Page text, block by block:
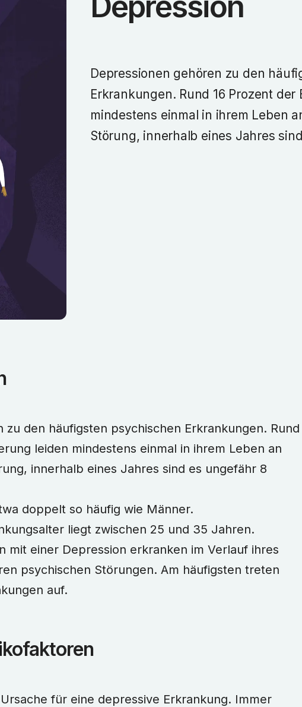
Depressionen gehören zu den
Erkrankungen. Rund 16 Prozent
mindestens einmal in ihrem Leben
Störung, innerhalb eines Jahres
zu den häufigsten psychischen Erkrankungen. Rund
leiden mindestens einmal in ihrem Leben an
innerhalb eines Jahres sind es ungefähr 8
doppelt so häufig wie Männer.
liegt zwischen 25 und 35 Jahren.
mit einer Depression erkranken im Verlauf ihres
psychischen Störungen. Am häufigsten treten
auf.
für eine depressive Erkrankung. Immer